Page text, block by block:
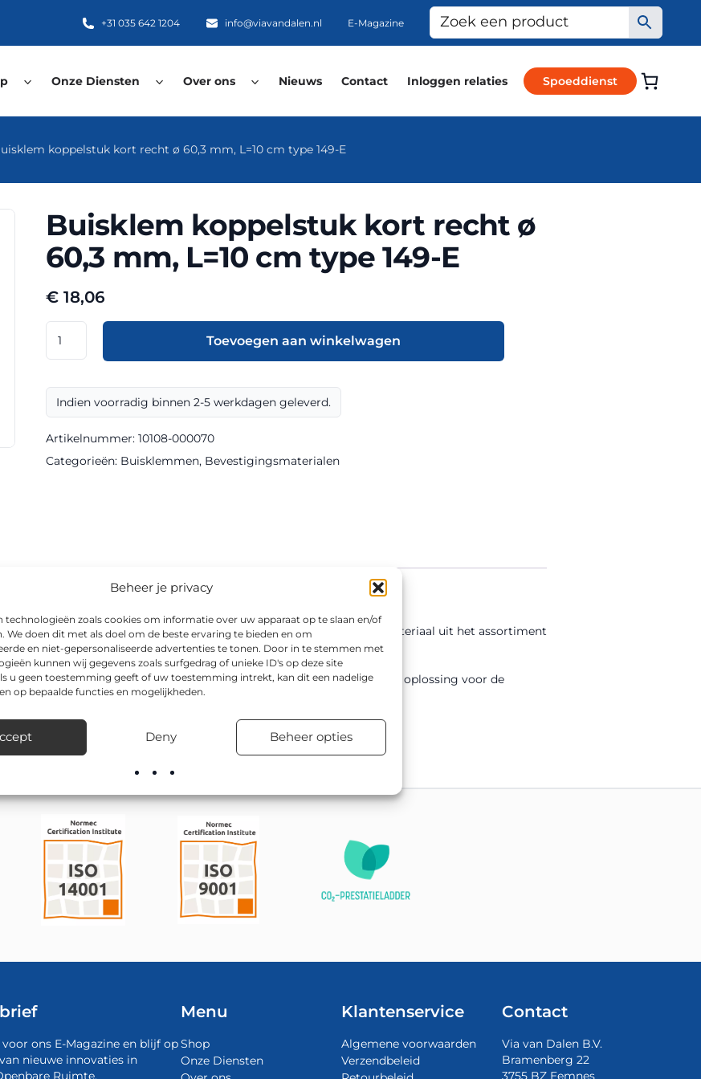
Beheer je privacy
technologieën zoals cookies om informatie over uw apparaat op te slaan en/of
We doen dit met als doel om de beste ervaring te bieden en om
en niet-gepersonaliseerde advertenties te tonen. Door in te stemmen met
kunnen wij gegevens zoals surfgedrag of unieke ID's op deze site
u geen toestemming geeft of uw toestemming intrekt, kan dit een nadelige
op bepaalde functies en mogelijkheden.
Deny Beheer opties
+31 035 642 1204 info@viavandalen.nl E-Magazine
Onze Diensten Over ons Nieuws Contact Inloggen relaties Spoeddienst
koppelstuk kort recht ø 60,3 mm, L=10 cm type 149-E
Buisklem koppelstuk kort recht ø
60,3 mm, L=10 cm type 149-E
€ 18,06
Buisklem
koppelstuk
recht
mm,
L=10
Toevoegen aan winkelwagen
Indien voorradig binnen 2-5 werkdagen geleverd.
Artikelnummer: 10108-000070
Categorieën: Buisklemmen, Bevestigingsmaterialen
L=10 cm type 149-E is een kwalitatief hoogwaardig bevestigingsmateriaal uit het assortiment
000070).
biedt dit bevestigingsmateriaal een praktische en duurzame oplossing voor de
gemeentelijke wegen, bedrijventerreinen en in woonwijken.
onze montageploegen kunnen het ook vakkundig plaatsen.
voor ons E-Magazine en blijf op
nieuwe innovaties in
Ruimte.
Menu
Shop
Onze Diensten
Klantenservice
Algemene voorwaarden
Verzendbeleid
Contact
Via van Dalen B.V.
Bramenberg 22
3755 BZ Eemnes